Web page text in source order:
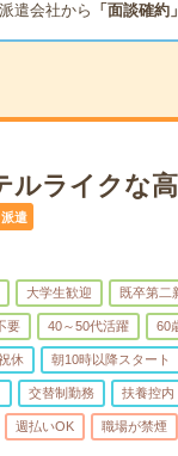
遣会社から 「面談確約」
ルライクな
派遣
大学生歓迎 既卒第二
要 40～50代活躍 60
休 朝10時以降スタート
交替制勤務 扶養控内
週払いOK 職場が禁煙